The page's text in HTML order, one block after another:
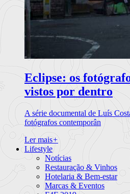
Eclipse: os
vistos por dentro
A série documental de Luís
fotógrafos contemporân
Ler mais+
Lifestyle
Notícias
Restauração & Vinhos
Hotelaria & Bem-estar
Marcas & Eventos